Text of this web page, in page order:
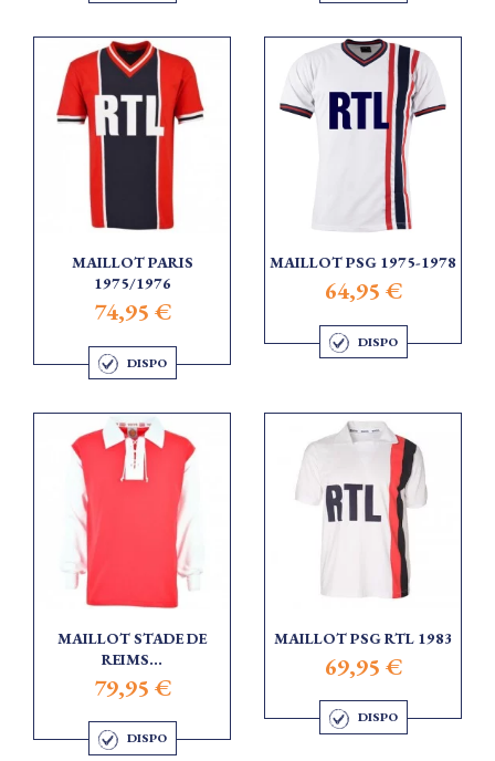
MAILLOT PARIS
1975/1976
74,95 €
DISPO
MAILLOT PSG 1975-1978
64,95 €
DISPO
MAILLOT STADE DE
REIMS...
79,95 €
DISPO
MAILLOT PSG RTL 1983
69,95 €
DISPO